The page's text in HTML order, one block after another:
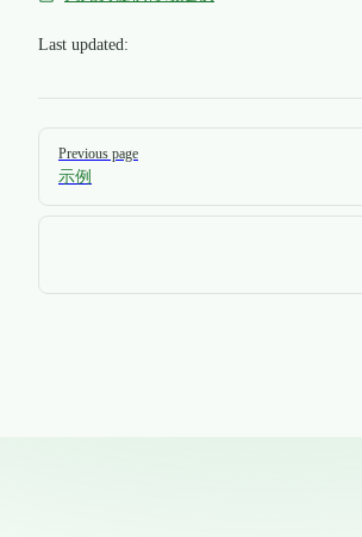
Last updated:
Pager
Previous page
示例